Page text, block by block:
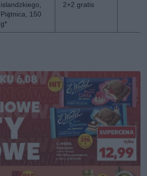
islandzkiego,
Piątnica, 150
g*
2+2 gratis